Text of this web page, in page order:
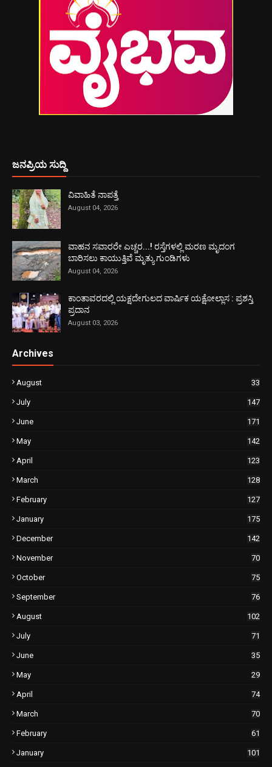
ಜನಪ್ರಿಯ ಸುದ್ದಿ
ವಿವಾಹಿತೆ ನಾಪತ್ತೆ
August 04, 2026
ವಾಹನ ಸವಾರರೇ ಎಚ್ಚರ...! ರಸ್ತೆಗಳಲ್ಲಿ ಮರಣ ಮೃದಂಗ
ಬಾರಿಸಲು ಕಾಯುತ್ತಿವೆ ಮೃತ್ಯು ಗುಂಡಿಗಳು
August 04, 2026
ಕಾಂತಾವರದಲ್ಲಿ ಯಕ್ಷದೇಗುಲದ ವಾರ್ಷಿಕ ಯಕ್ಷೋಲ್ಲಾಸ : ಪ್ರಶಸ್ತಿ
ಪ್ರದಾನ
August 03, 2026
Archives
August 33
July 147
June 171
May 142
April 123
March 128
February 127
January 175
December 142
November 70
October 75
September 76
August 102
July 71
June 35
May 29
April 74
March 70
February 61
January 101